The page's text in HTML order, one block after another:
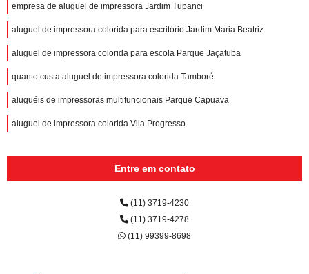
empresa de aluguel de impressora Jardim Tupanci
aluguel de impressora colorida para escritório Jardim Maria Beatriz
aluguel de impressora colorida para escola Parque Jaçatuba
quanto custa aluguel de impressora colorida Tamboré
aluguéis de impressoras multifuncionais Parque Capuava
aluguel de impressora colorida Vila Progresso
Entre em contato
(11) 3719-4230
(11) 3719-4278
(11) 99399-8698